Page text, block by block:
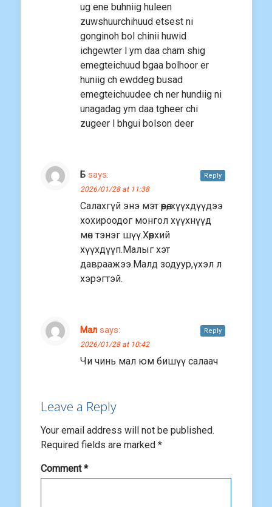
ug ene buhniig huleen
zuwshuurchihuud etsest ni
gonginoh bol chinii huwid
ichgewter l ym daa cham shig
emegteichuud bgaa bolhoor er
huniig ch ewddeg busad
emegteichuudee ch ner hundiig ni
unagadag ym daa tgheer chi
zugeer l bhgui bolson deer
Б says:
2026/01/28 at 11:38
Салахгүй энэ мэт өөрөө, хүүхдүүдээ
хохироодог монгол хүүхнүүд
мөн тэнэг шүү.Хөөрхий
хүүхдүүп.Малыг хэт
давраажээ.Малд зодуур,үхэл л
хэрэгтэй.
Reply
Мал says:
2026/01/28 at 10:42
Чи чинь мал юм бишүү салаач
Reply
Leave a Reply
Your email address will not be published.
Required fields are marked *
Comment*